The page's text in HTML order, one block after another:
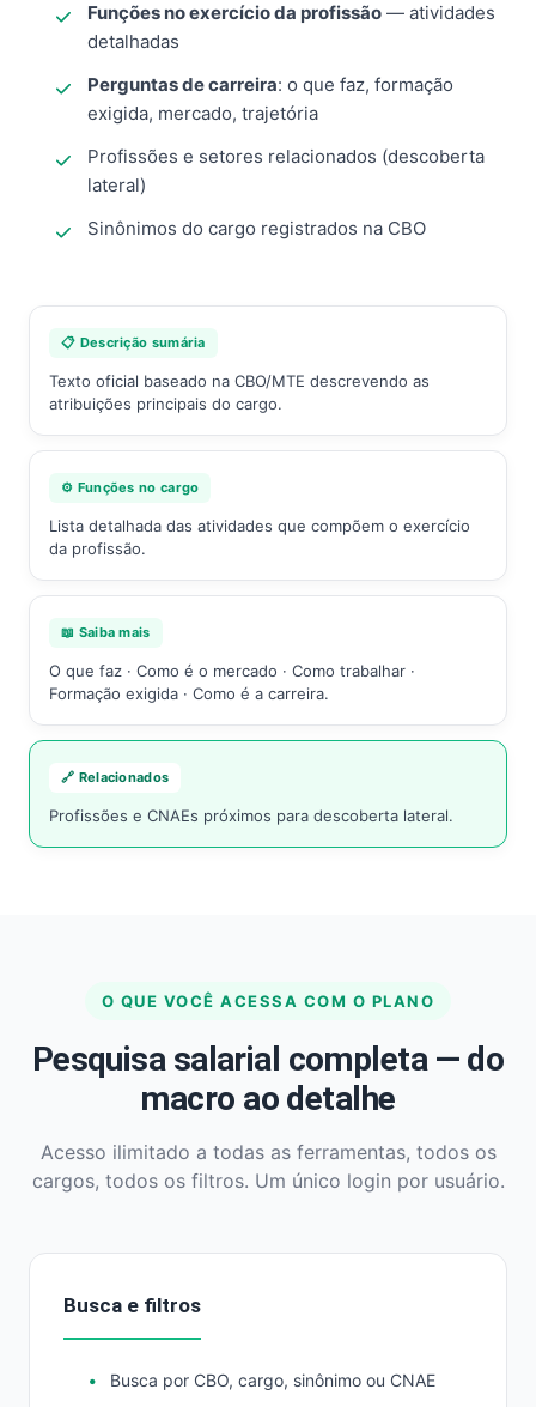
Funções no exercício da profissão — atividades
detalhadas
Perguntas de carreira: o que faz, formação
exigida, mercado, trajetória
Profissões e setores relacionados (descoberta
lateral)
Sinônimos do cargo registrados na CBO
📋 Descrição sumária
Texto oficial baseado na CBO/MTE descrevendo as
atribuições principais do cargo.
⚙️ Funções no cargo
Lista detalhada das atividades que compõem o exercício
da profissão.
📖 Saiba mais
O que faz · Como é o mercado · Como trabalhar ·
Formação exigida · Como é a carreira.
🔗 Relacionados
Profissões e CNAEs próximos para descoberta lateral.
O QUE VOCÊ ACESSA COM O PLANO
Pesquisa salarial completa — do
macro ao detalhe
Acesso ilimitado a todas as ferramentas, todos os
cargos, todos os filtros. Um único login por usuário.
Busca e filtros
Busca por CBO, cargo, sinônimo ou CNAE